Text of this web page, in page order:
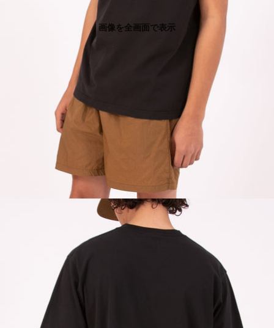
画像を全画面で表示